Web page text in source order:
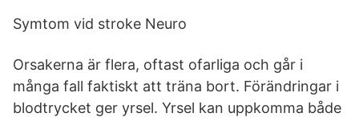
Symtom vid stroke Neuro
Orsakerna är flera, oftast ofarliga och går i
många fall faktiskt att träna bort. Förändringar i
blodtrycket ger yrsel. Yrsel kan uppkomma både